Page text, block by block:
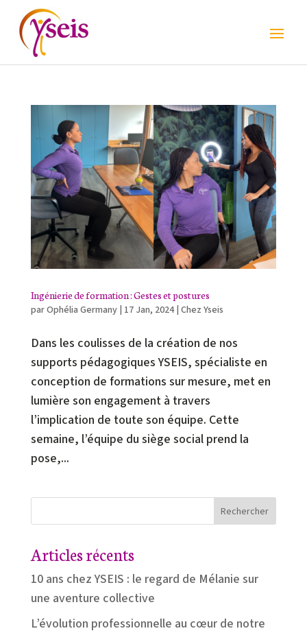
Panneau de gestion des cookies
Ingénierie de formation : Gestes et postures
parOphélia Germany| 17 Jan, 2024| Chez Yseis
Dans les coulisses de la création de nos
supports pédagogiques YSEIS, spécialiste en
conception de formations sur mesure, met en
lumière son engagement à travers
l’implication de toute son équipe. Cette
semaine, l’équipe du siège social prend la
pose,...
Rechercher
Articles récents
10 ans chez YSEIS : le regard de Mélanie sur
une aventure collective
L’évolution professionnelle au cœur de notre